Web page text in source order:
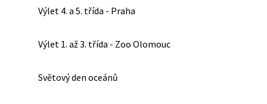
Výlet 4. a 5. třída - Praha
Výlet 1. až 3. třída - Zoo Olomouc
Světový den oceánů